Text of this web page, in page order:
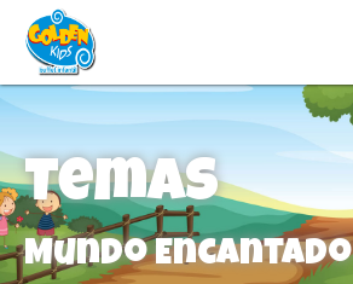
Temas
Mundo Encantado